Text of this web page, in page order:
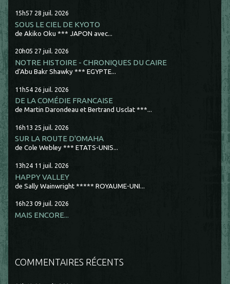
15h57 28 juil. 2026
SOUS LE CIEL DE KYOTO
de Akiko Oku *** JAPON avec...
20h05 27 juil. 2026
NOTRE HISTOIRE - CHRONIQUES DU CAIRE
d'Abu Bakr Shawky *** EGYPTE...
11h54 26 juil. 2026
DE LA COMÉDIE FRANCAISE
de Martin Darondeau et Bertrand Usclat ***...
16h13 25 juil. 2026
SUR LA ROUTE D'OMAHA
de Cole Webley *** ETATS-UNIS...
13h24 11 juil. 2026
HAPPY VALLEY
de Sally Wainwright ***** ROYAUME-UNI...
16h23 09 juil. 2026
MAIS ENCORE...
COMMENTAIRES RÉCENTS